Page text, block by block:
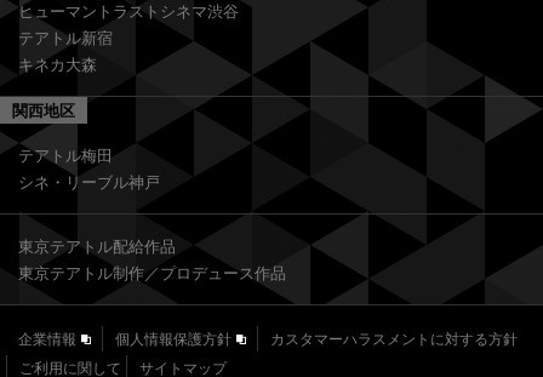
ヒューマントラストシネマ渋谷
テアトル新宿
キネカ大森
関西地区
テアトル梅田
シネ・リーブル神戸
東京テアトル配給作品
東京テアトル制作／プロデュース作品
企業情報 個人情報保護方針
カスタマーハラスメントに対する方針
ご利用に関して
サイトマップ